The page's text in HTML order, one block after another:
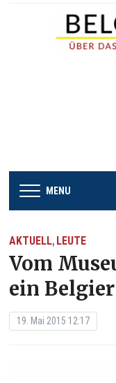
MENU
AKTUELL, LEUTE
Vom
ein
19. Mai 2015 12:17